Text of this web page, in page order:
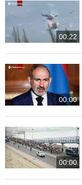
00:22
00:00
00:00